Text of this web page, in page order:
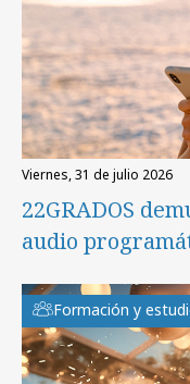
viernes, 31 de julio 2026
22GRADOS
audio
Formación y